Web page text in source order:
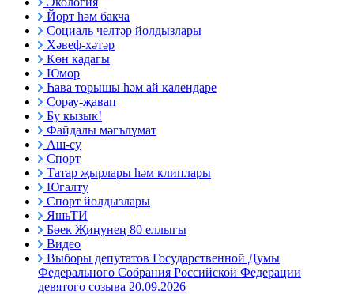
Йорт һәм бакча
Социаль челтәр йолдызлары
Хәвеф-хәтәр
Көн кадагы
Юмор
Һава торышы һәм ай календаре
Сорау-җавап
Бу кызык!
Файдалы мәгълүмат
Аш-су
Спорт
Татар җырлары һәм клиплары
Югалту
Спорт йолдызлары
ЯшьТИ
Бөек Җиңүнең 80 еллыгы
Видео
Выборы депутатов Государственной Думы
Федерального Собрания Российской Федерации
девятого созыва 20.09.2026